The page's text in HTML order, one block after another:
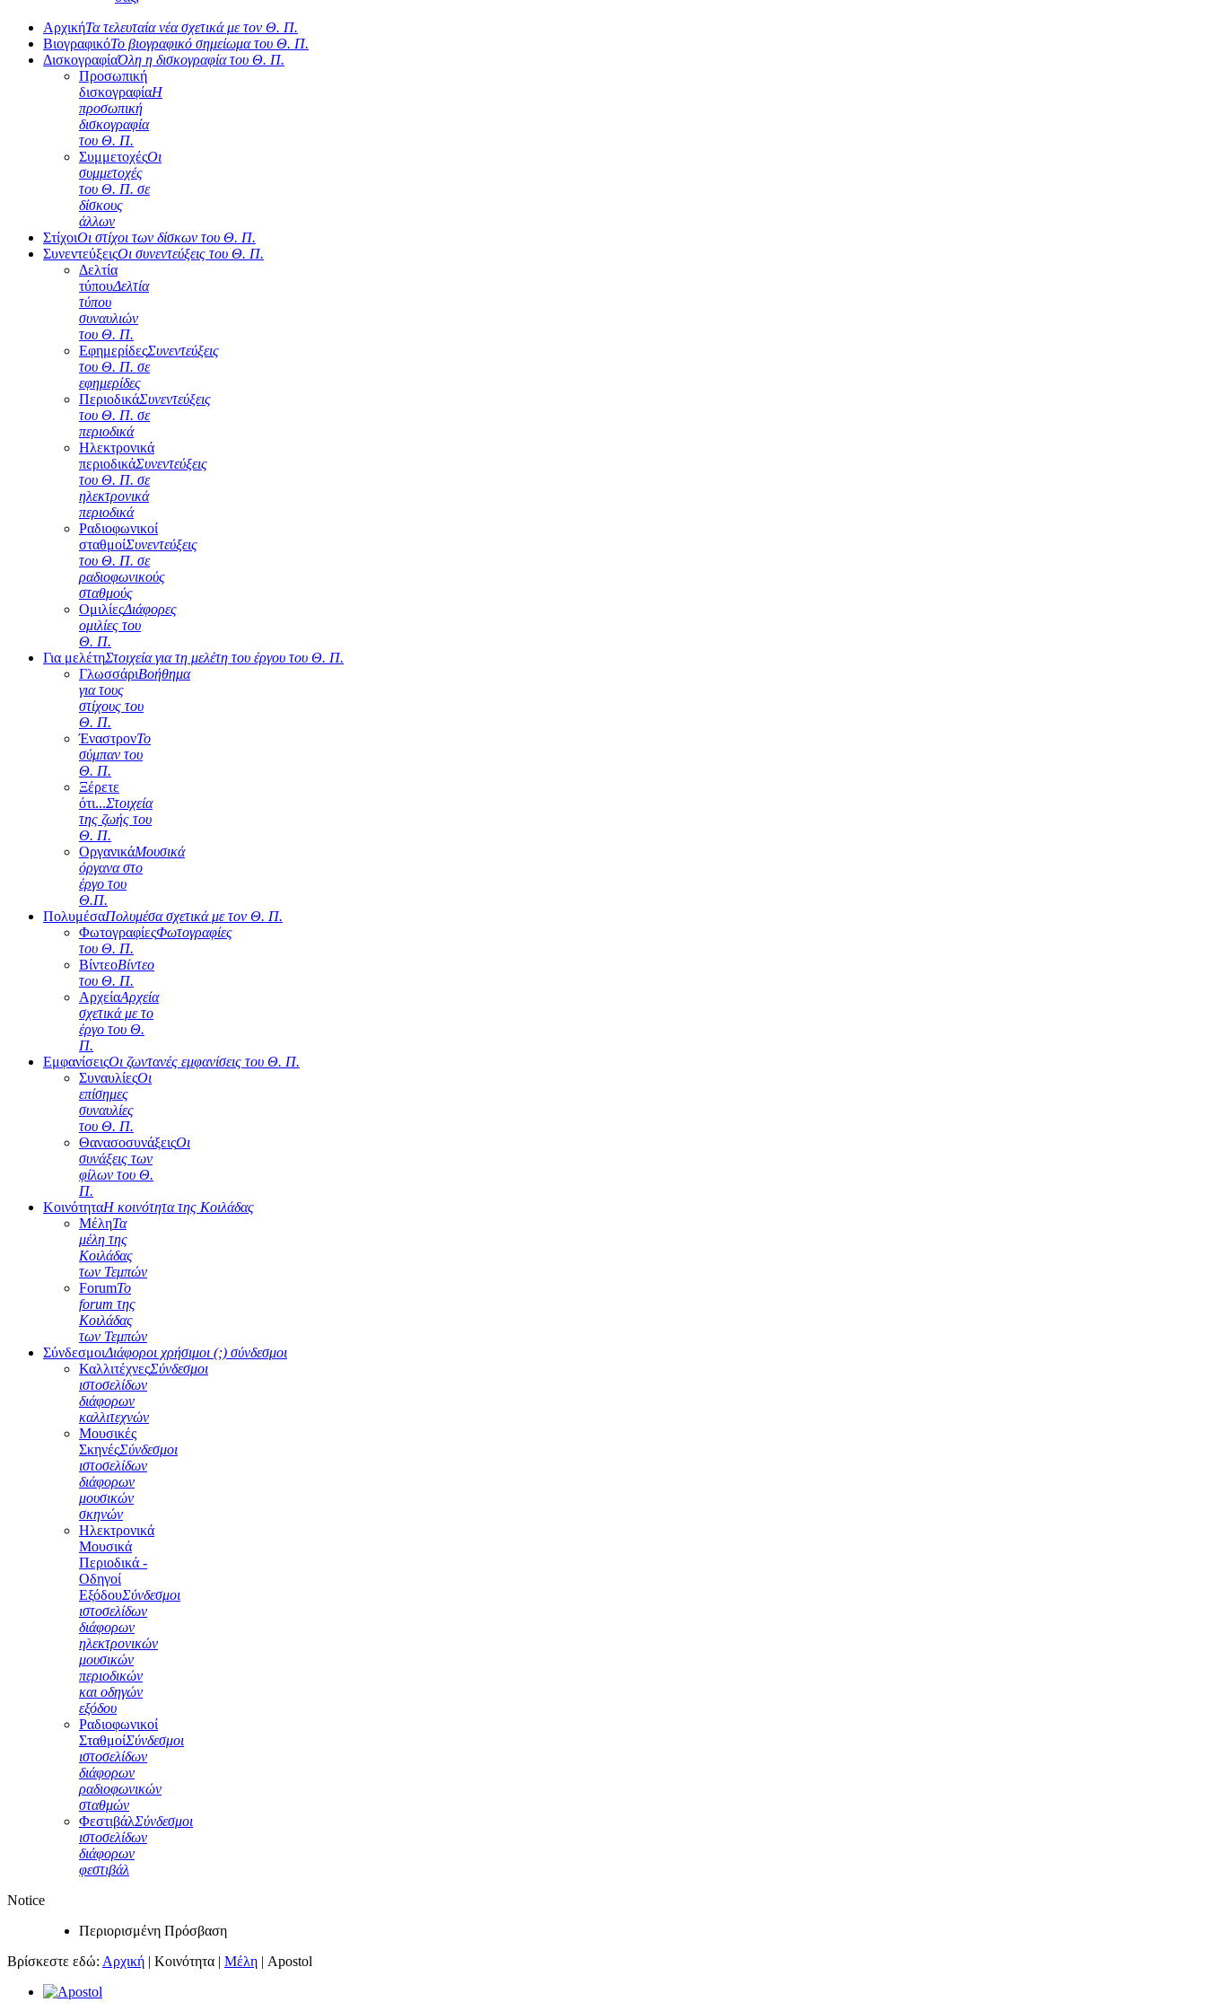
ΑρχικήΤα τελευταία νέα σχετικά με τον Θ. Π.
ΒιογραφικόΤο βιογραφικό σημείωμα του Θ. Π.
ΔισκογραφίαΌλη η δισκογραφία του Θ. Π.
Προσωπική
δισκογραφίαΗ
προσωπική
δισκογραφία
του Θ. Π.
ΣυμμετοχέςΟι
συμμετοχές
του Θ. Π. σε
δίσκους
άλλων
ΣτίχοιΟι στίχοι των δίσκων του Θ. Π.
ΣυνεντεύξειςΟι συνεντεύξεις του Θ. Π.
Δελτία
τύπουΔελτία
τύπου
συναυλιών
του Θ. Π.
ΕφημερίδεςΣυνεντεύξεις
του Θ. Π. σε
εφημερίδες
ΠεριοδικάΣυνεντεύξεις
του Θ. Π. σε
περιοδικά
Ηλεκτρονικά
περιοδικάΣυνεντεύξεις
του Θ. Π. σε
ηλεκτρονικά
περιοδικά
Ραδιοφωνικοί
σταθμοίΣυνεντεύξεις
του Θ. Π. σε
ραδιοφωνικούς
σταθμούς
ΟμιλίεςΔιάφορες
ομιλίες του
Θ. Π.
Για μελέτηΣτοιχεία για τη μελέτη του έργου του Θ. Π.
ΓλωσσάριΒοήθημα
για τους
στίχους του
Θ. Π.
ΈναστρονΤο
σύμπαν του
Θ. Π.
Ξέρετε
ότι...Στοιχεία
της ζωής του
Θ. Π.
ΟργανικάΜουσικά
όργανα στο
έργο του
Θ.Π.
ΠολυμέσαΠολυμέσα σχετικά με τον Θ. Π.
ΦωτογραφίεςΦωτογραφίες
του Θ. Π.
ΒίντεοΒίντεο
του Θ. Π.
ΑρχείαΑρχεία
σχετικά με το
έργο του Θ.
Π.
ΕμφανίσειςΟι ζωντανές εμφανίσεις του Θ. Π.
ΣυναυλίεςΟι
επίσημες
συναυλίες
του Θ. Π.
ΘανασοσυνάξειςΟι
συνάξεις των
φίλων του Θ.
Π.
ΚοινότηταΗ κοινότητα της Κοιλάδας
ΜέληΤα
μέλη της
Κοιλάδας
των Τεμπών
ForumΤο
forum της
Κοιλάδας
των Τεμπών
ΣύνδεσμοιΔιάφοροι χρήσιμοι (;) σύνδεσμοι
ΚαλλιτέχνεςΣύνδεσμοι
ιστοσελίδων
διάφορων
καλλιτεχνών
Μουσικές
ΣκηνέςΣύνδεσμοι
ιστοσελίδων
διάφορων
μουσικών
σκηνών
Ηλεκτρονικά
Μουσικά
Περιοδικά -
Οδηγοί
ΕξόδουΣύνδεσμοι
ιστοσελίδων
διάφορων
ηλεκτρονικών
μουσικών
περιοδικών
και οδηγών
εξόδου
Ραδιοφωνικοί
ΣταθμοίΣύνδεσμοι
ιστοσελίδων
διάφορων
ραδιοφωνικών
σταθμών
ΦεστιβάλΣύνδεσμοι
ιστοσελίδων
διάφορων
φεστιβάλ
Notice
Περιορισμένη Πρόσβαση
Βρίσκεστε εδώ: Αρχική | Κοινότητα | Μέλη | Apostol